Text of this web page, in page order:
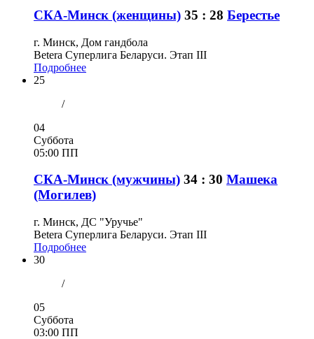
СКА-Минск (женщины) 35 : 28 Берестье
г. Минск, Дом гандбола
Betera Суперлига Беларуси. Этап III
Подробнее
25
/
04
Суббота
05:00 ПП
СКА-Минск (мужчины) 34 : 30 Машека
(Могилев)
г. Минск, ДС "Уручье"
Betera Суперлига Беларуси. Этап III
Подробнее
30
/
05
Суббота
03:00 ПП